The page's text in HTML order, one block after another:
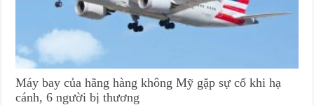
Máy bay của hãng hàng không Mỹ gặp sự cố khi hạ
cánh, 6 người bị thương